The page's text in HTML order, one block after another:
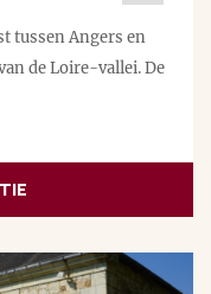
tussen Angers en
de Loire-vallei. De